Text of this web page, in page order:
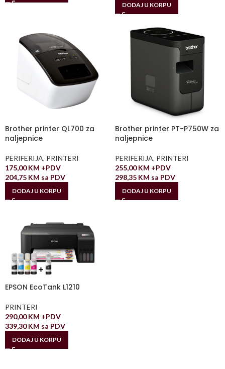
DODAJ U KORPU
Brother printer QL700 za
naljepnice
PERIFERIJA, PRINTERI
175,00KM +PDV
204,75 KM sa PDV
DODAJ U KORPU
Brother printer PT-P750W za
naljepnice
PERIFERIJA, PRINTERI
255,00KM +PDV
298,35 KM sa PDV
DODAJ U KORPU
EPSON EcoTank L1210
PRINTERI
290,00KM +PDV
339,30KM sa PDV
DODAJ U KORPU